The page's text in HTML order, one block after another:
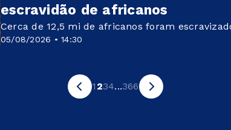
05/08/2026 • 14:30
escravidão de africanos
Cerca de 12,5 mi de africanos foram
1 234...366